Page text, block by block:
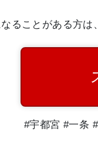
ることがある方は
#宇都宮 #一条